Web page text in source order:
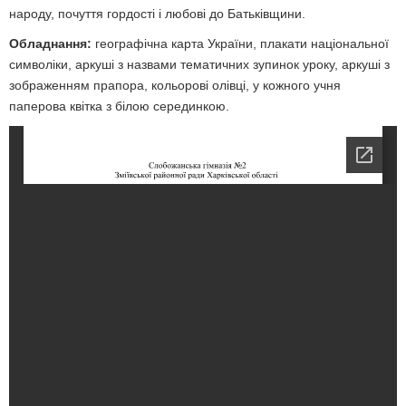
народу, почуття гордості і любові до Батьківщини.
Обладнання: географічна карта України, плакати національної
символіки, аркуші з назвами тематичних зупинок уроку, аркуші з
зображенням прапора, кольорові олівці, у кожного учня
паперова квітка з білою серединкою.